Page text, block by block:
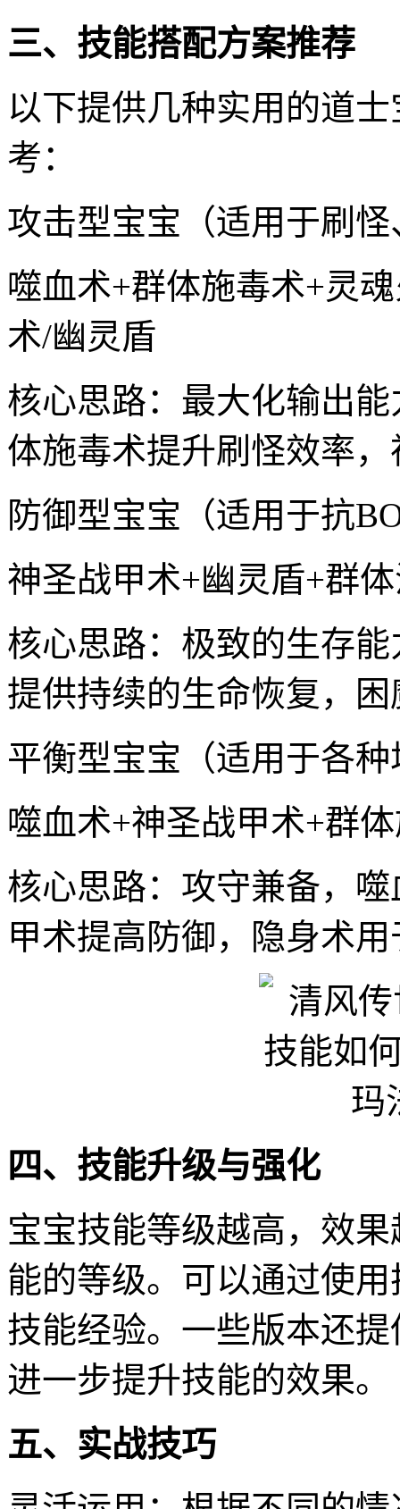
三、技能搭配方案推荐
以下提供几种实用的道
考：
攻击型宝宝（适用于刷怪
噬血术+群体施毒术+灵
术/幽灵盾
核心思路：最大化输出
体施毒术提升刷怪效率
防御型宝宝（适用于抗
神圣战甲术+幽灵盾+群
核心思路：极致的生存
提供持续的生命恢复，
平衡型宝宝（适用于各
噬血术+神圣战甲术+群
核心思路：攻守兼备，
甲术提高防御，隐身术
四、技能升级与强化
宝宝技能等级越高，效
能的等级。可以通过使
技能经验。一些版本还
进一步提升技能的效果。
五、实战技巧